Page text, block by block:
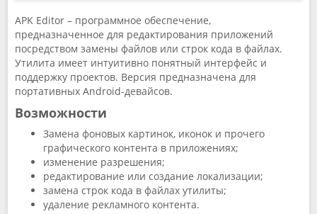
APK Editor – программное обеспечение,
предназначенное для редактирования приложений
посредством замены файлов или строк кода в файлах.
Утилита имеет интуитивно понятный интерфейс и
поддержку проектов. Версия предназначена для
портативных Android-девайсов.
Возможности
Замена фоновых картинок, иконок и прочего
графического контента в приложениях;
изменение разрешения;
редактирование или создание локализации;
замена строк кода в файлах утилиты;
удаление рекламного контента.